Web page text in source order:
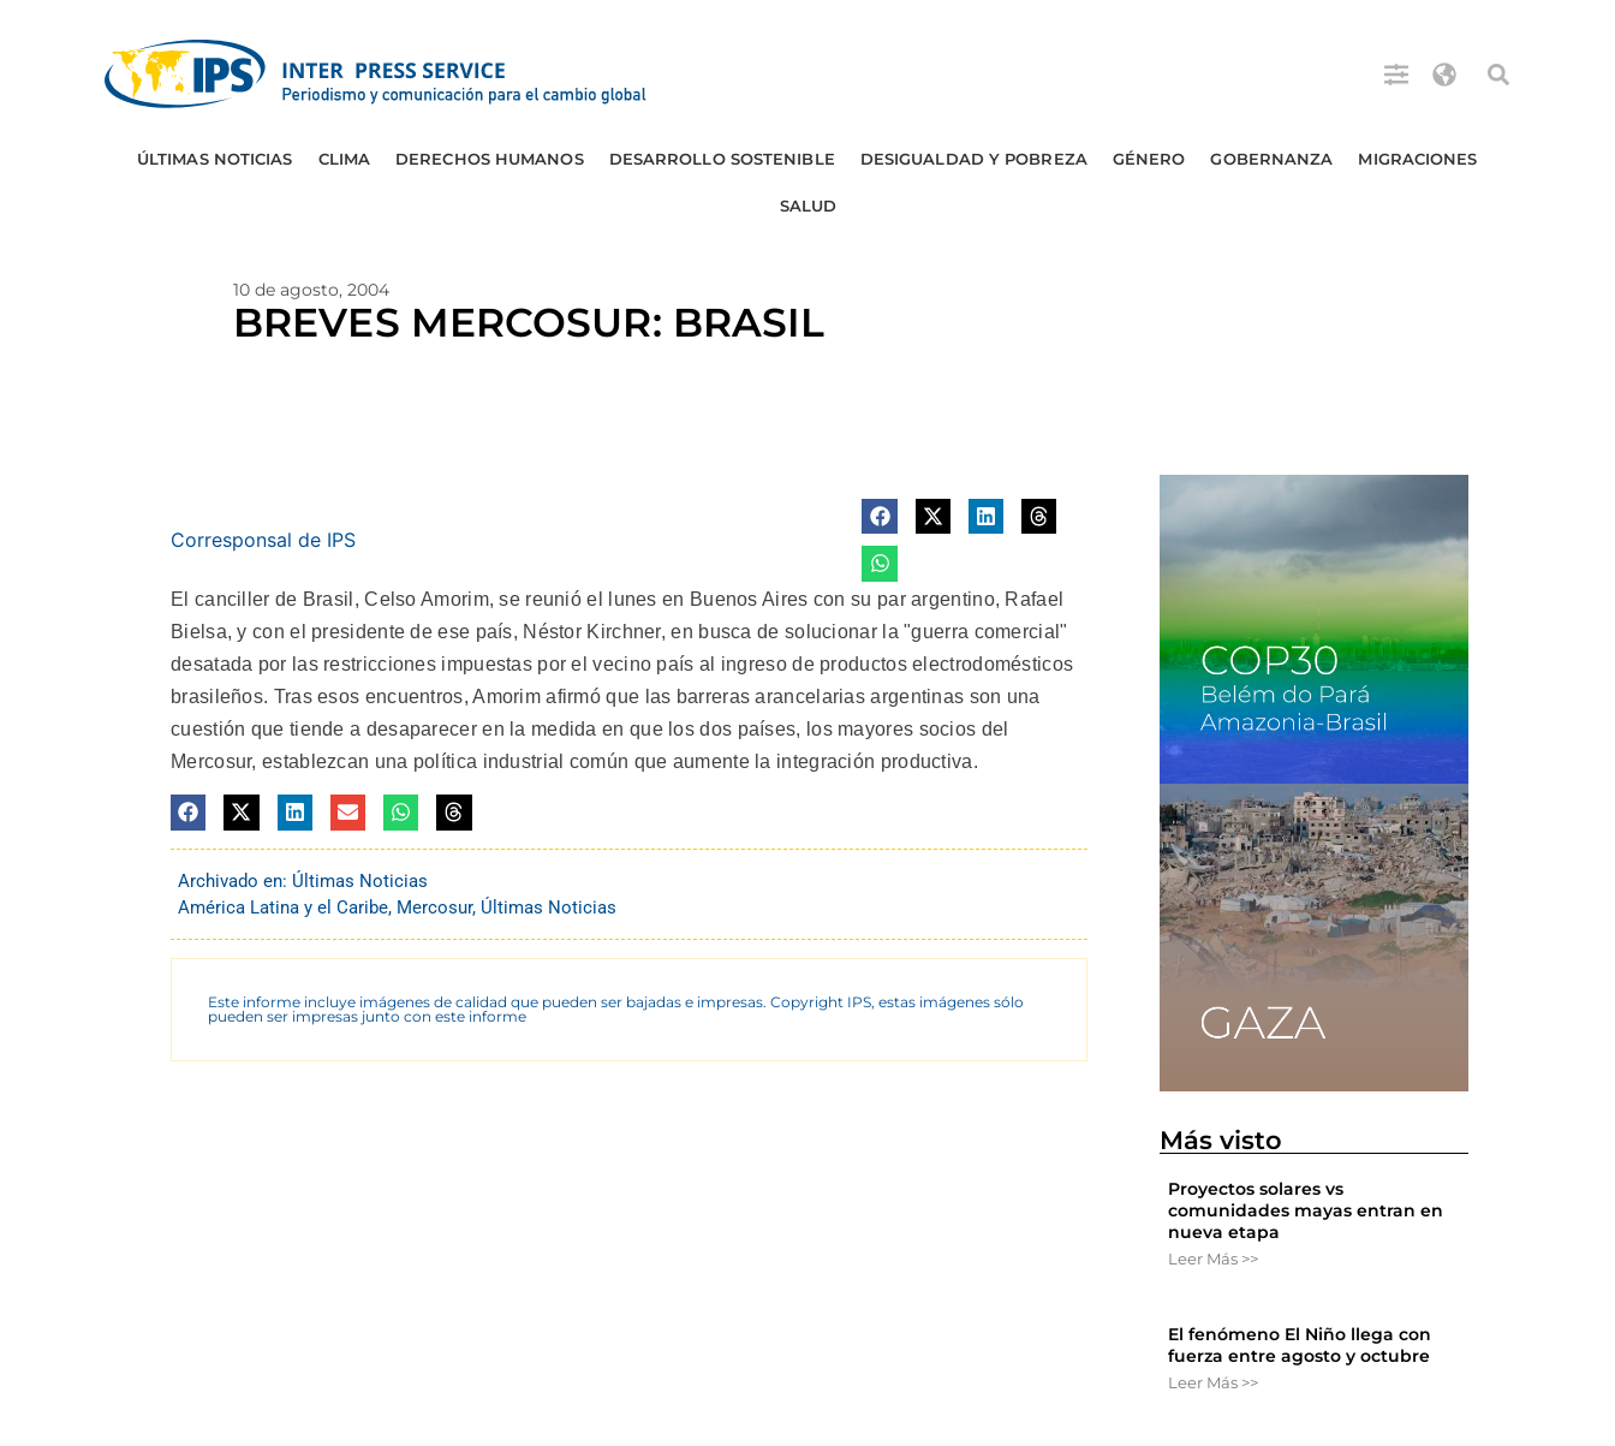
ÚLTIMAS NOTICIAS CLIMA DERECHOS HUMANOS DESARROLLO SOSTENIBLE DESIGUALDAD Y POBREZA GÉNERO GOBERNANZA MIGRACIONES
SALUD
10 de agosto, 2004
BREVES MERCOSUR: BRASIL
Corresponsal de IPS
El canciller de Brasil, Celso Amorim, se reunió el lunes en Buenos Aires con su par argentino, Rafael
Bielsa, y con el presidente de ese país, Néstor Kirchner, en busca de solucionar la "guerra comercial"
desatada por las restricciones impuestas por el vecino país al ingreso de productos electrodomésticos
brasileños. Tras esos encuentros, Amorim afirmó que las barreras arancelarias argentinas son una
cuestión que tiende a desaparecer en la medida en que los dos países, los mayores socios del
Mercosur, establezcan una política industrial común que aumente la integración productiva.
Archivado en: Últimas Noticias
América Latina y el Caribe, Mercosur, Últimas Noticias
Este informe incluye imágenes de calidad que pueden ser bajadas e impresas. Copyright IPS, estas imágenes sólo
pueden ser impresas junto con este informe
Más visto
Proyectos solares vs
comunidades mayas entran en
nueva etapa
Leer Más >>
El fenómeno El Niño llega con
fuerza entre agosto y octubre
Leer Más >>